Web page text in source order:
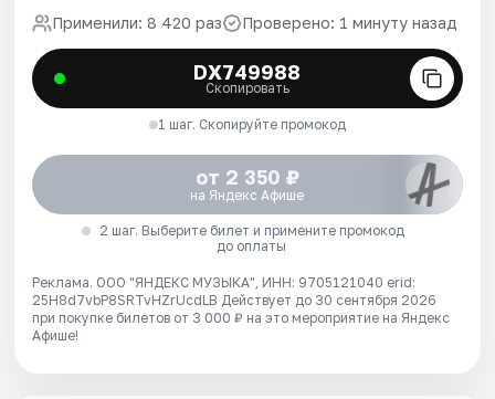
Применили: 8 420 раз Проверено: 1 минуту назад
DX749988
Скопировать
1 шаг. Скопируйте промокод
от 2 350 ₽
на Яндекс Афише
2 шаг. Выберите билет и примените промокод
до оплаты
Реклама. ООО "ЯНДЕКС МУЗЫКА", ИНН: 9705121040 erid:
25H8d7vbP8SRTvHZrUcdLB Действует до 30 сентября 2026
при покупке билетов от 3 000 ₽ на это мероприятие на Яндекс
Афише!